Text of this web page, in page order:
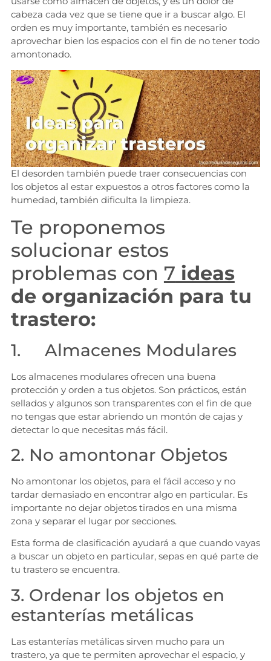
cabeza cada vez que se tiene que ir a buscar algo. El
orden es muy importante, también es necesario
aprovechar bien los espacios con el fin de no tener todo
amontonado.
El desorden también puede traer consecuencias con
los objetos al estar expuestos a otros factores como la
humedad, también dificulta la limpieza.
Te proponemos
solucionar estos
problemas con 7 ideas
de organización para tu
trastero:
1. Almacenes Modulares
Los almacenes modulares ofrecen una buena
protección y orden a tus objetos. Son prácticos, están
sellados y algunos son transparentes con el fin de que
no tengas que estar abriendo un montón de cajas y
detectar lo que necesitas más fácil.
2. No amontonar Objetos
No amontonar los objetos, para el fácil acceso y no
tardar demasiado en encontrar algo en particular. Es
importante no dejar objetos tirados en una misma
zona y separar el lugar por secciones.
Esta forma de clasificación ayudará a que cuando vayas
a buscar un objeto en particular, sepas en qué parte de
tu trastero se encuentra.
3. Ordenar los objetos en
estanterías metálicas
Las estanterías metálicas sirven mucho para un
trastero, ya que te permiten aprovechar el espacio, y